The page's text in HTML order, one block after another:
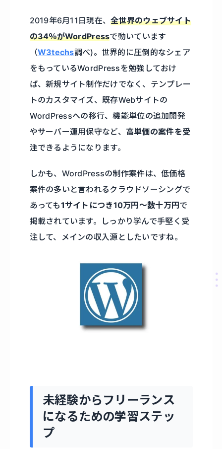
2019年6月11日現在、全世界のウェブサイト
の34％がWordPressで動いています
（W3techs調べ)。世界的に圧倒的なシェア
をもっているWordPressを勉強しておけ
ば、新規サイト制作だけでなく、テンプレー
トのカスタマイズ、既存Webサイトの
WordPressへの移行、機能単位の追加開発
やサーバー運用保守など、 高単価の案件を受
注できるようになります。
しかも、WordPressの制作案件は、低価格
案件の多いと言われるクラウドソーシングで
あっても1サイトにつき10万円～数十万円で
掲載されています。しっかり学んで手堅く受
注して、メインの収入源としたいですね。
未経験からフリーランス
になるための学習ステッ
プ